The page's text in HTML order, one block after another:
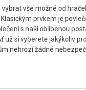
vše možné od
prvkem je
s naší oblíbenou
už si vyberete jakýkoliv
nehrozí žádné